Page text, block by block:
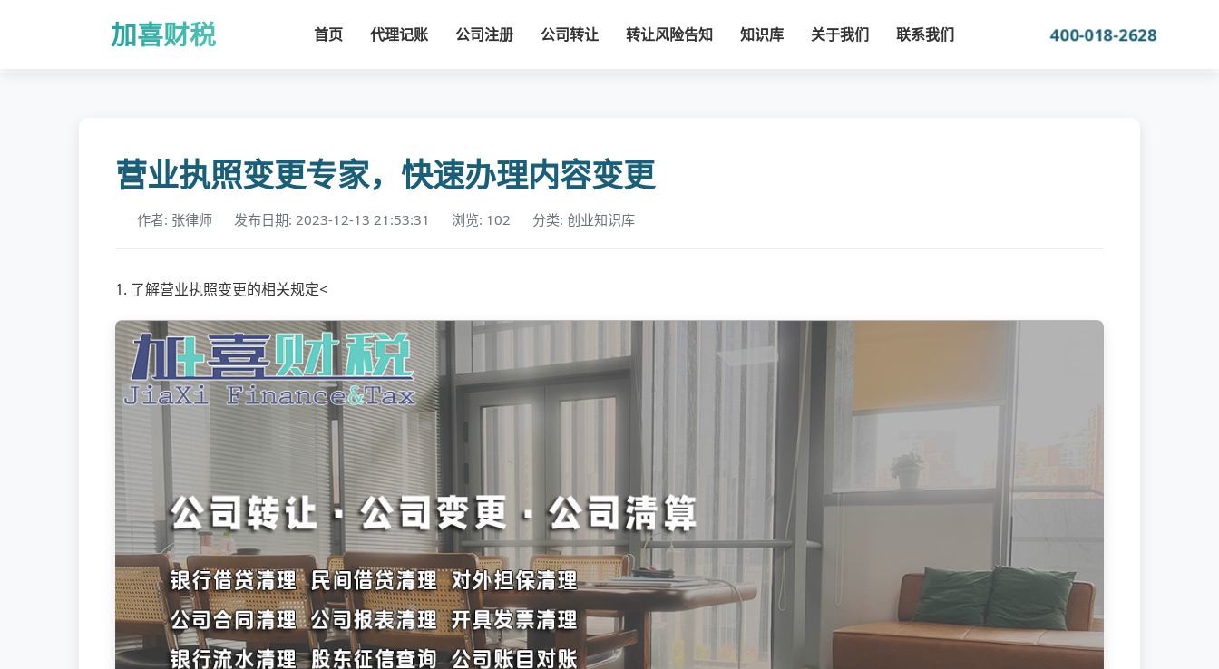
加喜财税 首页 代理记账 公司注册 公司转让 转让风险告知 知识库 关于我们 联系我们 400-018-2628
营业执照变更专家，快速办理内容变更
作者: 张律师 发布日期: 2023-12-13 21:53:31 浏览: 102 分类: 创业知识库
1. 了解营业执照变更的相关规定<